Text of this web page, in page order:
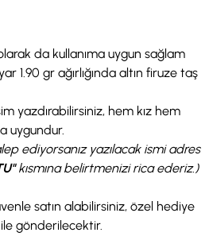
da kullanıma uygun sağlam
1.90 gr ağırlığında altın firuze taş
yazdırabilirsiniz, hem kız hem
uygundur.
ediyorsanız yazılacak ismi adres
kısmına belirtmenizi rica ederiz.)
satın alabilirsiniz, özel hediye
gönderilecektir.